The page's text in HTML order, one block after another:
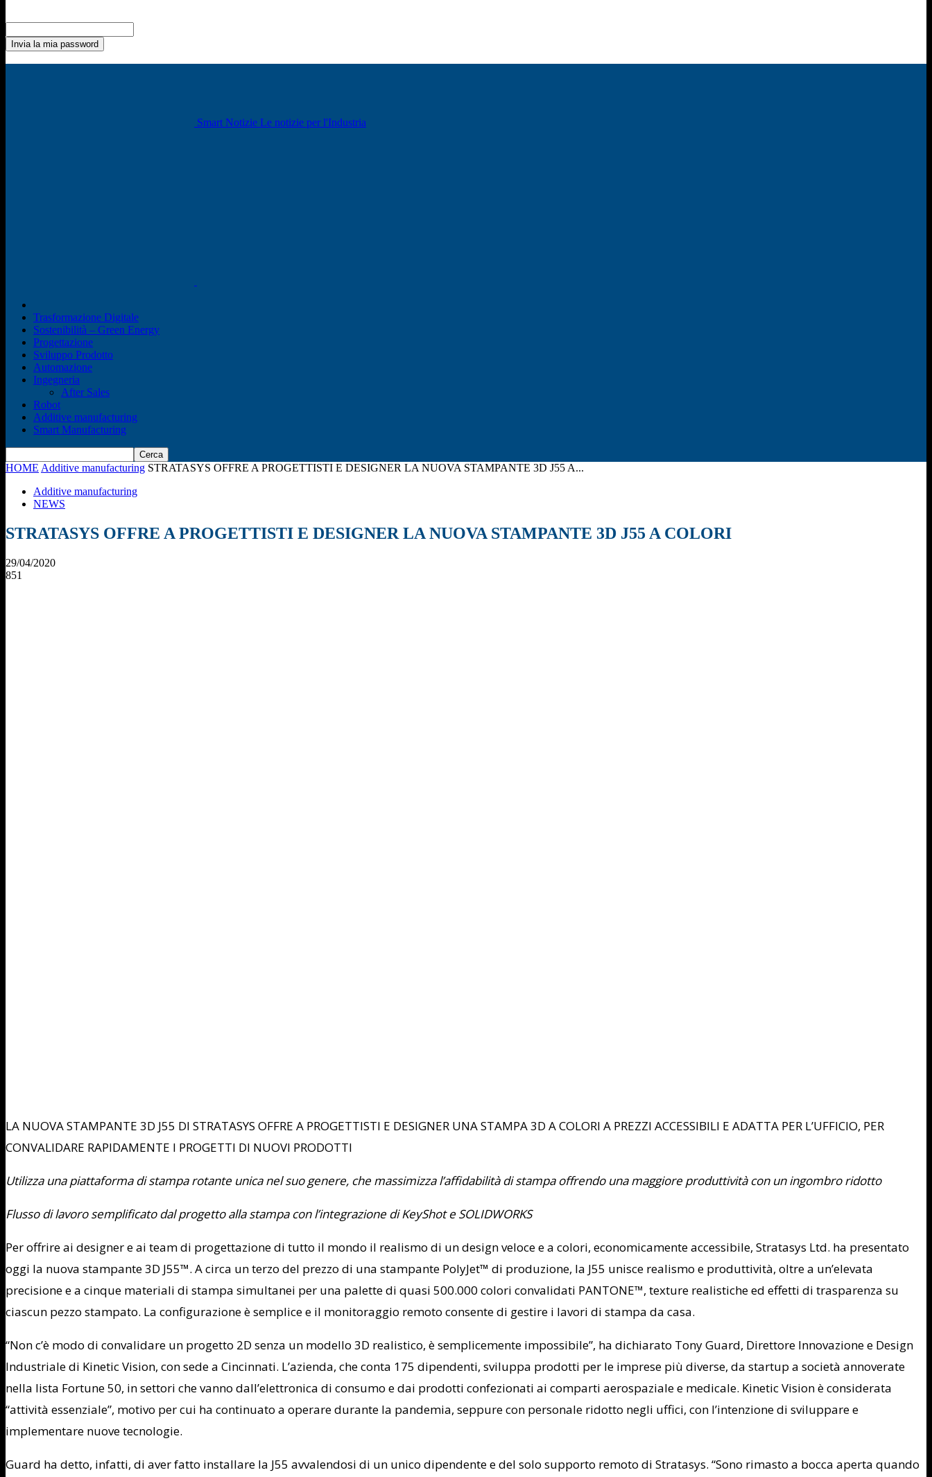
Smart Notizie Le notizie per l'Industria
Trasformazione Digitale
Sostenibilità – Green Energy
Progettazione
Sviluppo Prodotto
Automazione
Ingegneria
After Sales
Robot
Additive manufacturing
Smart Manufacturing
HOME Additive manufacturing STRATASYS OFFRE A PROGETTISTI E DESIGNER LA NUOVA STAMPANTE 3D J55 A...
Additive manufacturing
NEWS
STRATASYS OFFRE A PROGETTISTI E DESIGNER LA NUOVA STAMPANTE 3D J55 A COLORI
29/04/2020
851
LA NUOVA STAMPANTE 3D J55 DI STRATASYS OFFRE A PROGETTISTI E DESIGNER UNA STAMPA 3D A COLORI A PREZZI ACCESSIBILI E ADATTA PER L’UFFICIO, PER
CONVALIDARE RAPIDAMENTE I PROGETTI DI NUOVI PRODOTTI
Utilizza una piattaforma di stampa rotante unica nel suo genere, che massimizza l’affidabilità di stampa offrendo una maggiore produttività con un ingombro ridotto
Flusso di lavoro semplificato dal progetto alla stampa con l’integrazione di KeyShot e SOLIDWORKS
Per offrire ai designer e ai team di progettazione di tutto il mondo il realismo di un design veloce e a colori, economicamente accessibile, Stratasys Ltd. ha presentato
oggi la nuova stampante 3D J55™. A circa un terzo del prezzo di una stampante PolyJet™ di produzione, la J55 unisce realismo e produttività, oltre a un’elevata
precisione e a cinque materiali di stampa simultanei per una palette di quasi 500.000 colori convalidati PANTONE™, texture realistiche ed effetti di trasparenza su
ciascun pezzo stampato. La configurazione è semplice e il monitoraggio remoto consente di gestire i lavori di stampa da casa.
“Non c’è modo di convalidare un progetto 2D senza un modello 3D realistico, è semplicemente impossibile”, ha dichiarato Tony Guard, Direttore Innovazione e Design
Industriale di Kinetic Vision, con sede a Cincinnati. L’azienda, che conta 175 dipendenti, sviluppa prodotti per le imprese più diverse, da startup a società annoverate
nella lista Fortune 50, in settori che vanno dall’elettronica di consumo e dai prodotti confezionati ai comparti aerospaziale e medicale. Kinetic Vision è considerata
“attività essenziale”, motivo per cui ha continuato a operare durante la pandemia, seppure con personale ridotto negli uffici, con l’intenzione di sviluppare e
implementare nuove tecnologie.
Guard ha detto, infatti, di aver fatto installare la J55 avvalendosi di un unico dipendente e del solo supporto remoto di Stratasys. “Sono rimasto a bocca aperta quando